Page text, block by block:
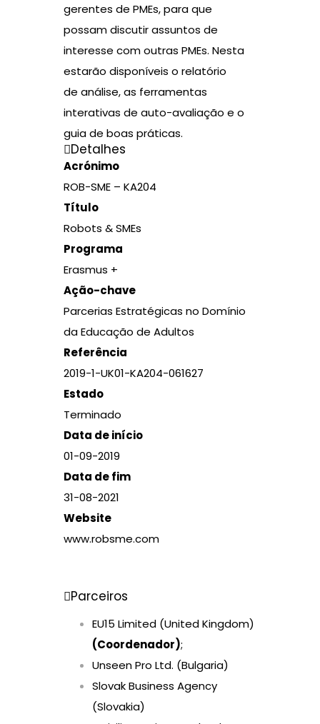
gerentes de PMEs, para que
possam discutir assuntos de
interesse com outras PMEs. Nesta
estarão disponíveis o relatório
de análise, as ferramentas
interativas de auto-avaliação e o
guia de boas práticas.
Detalhes
Acrónimo
ROB-SME – KA204
Título
Robots & SMEs
Programa
Erasmus +
Ação-chave
Parcerias Estratégicas no Domínio
da Educação de Adultos
Referência
2019-1-UK01-KA204-061627
Estado
Terminado
Data de início
01-09-2019
Data de fim
31-08-2021
Website
www.robsme.com
Parceiros
EU15 Limited (United Kingdom)
(Coordenador);
Unseen Pro Ltd. (Bulgaria)
Slovak Business Agency
(Slovakia)